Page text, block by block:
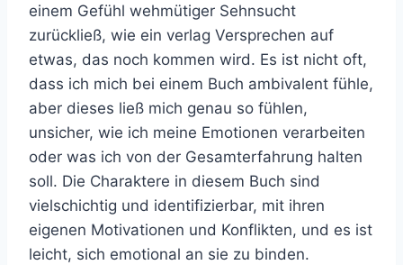
einem Gefühl wehmütiger Sehnsucht
zurückließ, wie ein verlag Versprechen auf
etwas, das noch kommen wird. Es ist nicht oft,
dass ich mich bei einem Buch ambivalent fühle,
aber dieses ließ mich genau so fühlen,
unsicher, wie ich meine Emotionen verarbeiten
oder was ich von der Gesamterfahrung halten
soll. Die Charaktere in diesem Buch sind
vielschichtig und identifizierbar, mit ihren
eigenen Motivationen und Konflikten, und es ist
leicht, sich emotional an sie zu binden.